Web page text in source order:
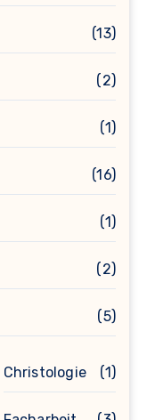
(13)
(2)
(1)
(16)
(1)
(2)
(5)
Christologie (1)